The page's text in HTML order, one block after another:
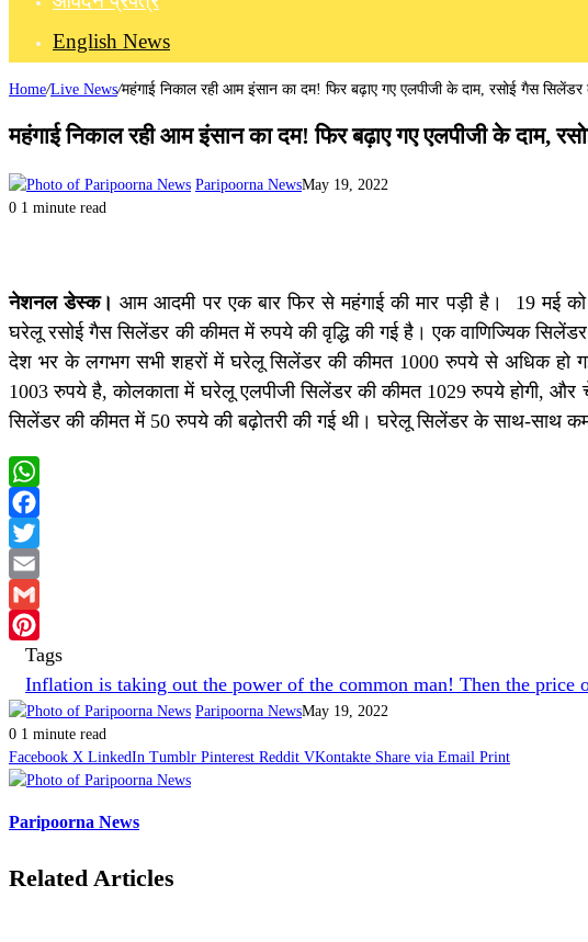
English News
Home/Live News/महंगाई निकाल रही आम इंसान का दम! फिर बढ़ाए गए एलपीजी के दाम, रसोई गैस
महंगाई निकाल रही आम इंसान का दम! फिर बढ़ाए गए एलपीजी के दाम,
Paripoorna NewsMay 19, 2022
0 1 minute read
नेशनल डेस्क। आम आदमी पर एक बार फिर से महंगाई की मार पड़ी है। 19 मई
घरेलू रसोई गैस सिलेंडर की कीमत में रुपये की वृद्धि की गई है। एक वाणिज्यिक
देश भर के लगभग सभी शहरों में घरेलू सिलेंडर की कीमत 1000 रुपये से अधिक हो
1003 रुपये है, कोलकाता में घरेलू एलपीजी सिलेंडर की कीमत 1029 रुपये होगी,
सिलेंडर की कीमत में 50 रुपये की बढ़ोतरी की गई थी। घरेलू सिलेंडर के साथ-साथ
WhatsApp
Facebook
Twitter
Email
Gmail
Pinterest
Tags
Inflation is taking out the power of the common man! Then the price
Paripoorna NewsMay 19, 2022
0 1 minute read
Facebook X LinkedIn Tumblr Pinterest Reddit VKontakte Share via Email Print
Paripoorna News
Related Articles